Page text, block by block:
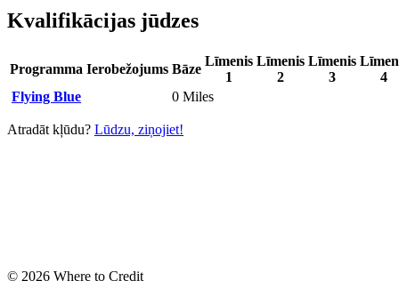
Kvalifikācijas jūdzes
Programma Ierobežojums Bāze
Līmenis
1
Līmenis
2
Līmenis
3
4
Flying Blue
0 Miles
Atradāt kļūdu? Lūdzu, ziņojiet!
© 2026 Where to Credit